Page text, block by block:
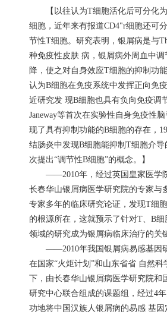
【以往认为T细胞活化后可分化为
细胞，近年来有报道CD4"r细胞还可
节性T细胞。研究表明，银屑病是与
种免疫性皮肤 病，银屑病外周血中
降，使之对自身效应T细胞的抑制功
认为B细胞在免疫系统中发挥正向免
近研究发 现B细胞也具有负向免疫调
Janeway等首次在实验性自身免疫性
现了具有抑制功能的B细胞的存在，
结肠炎中发现B细胞能抑制T细胞介
次提出“调节性B细胞”的概念。】
——2010年，经过英国皇家医学
长春华山银屑病医学研究院的专家与
专家多年的临床研究论证，发现T细
的根源所在，这就预示了针对T、B
领域的研究成为银屑病临床治疗的关
——2010年我国银屑病易感基因研
在国家“火炬计划”和山东省省 自然科
下，由长春华山银屑病医学研究院和
研究中心联合组成的课题组，经过4
功地将中国汉族人银屑病的易感 基因